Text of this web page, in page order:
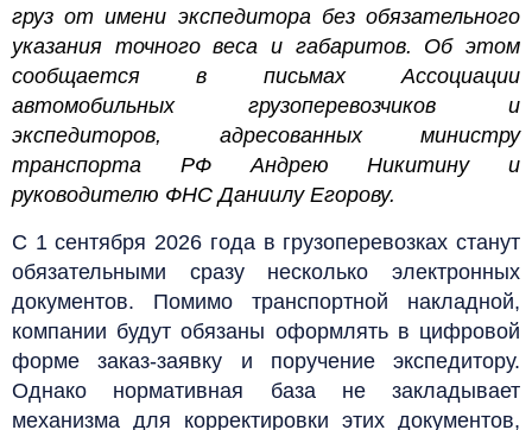
груз от имени экспедитора без обязательного
указания точного веса и габаритов. Об этом
сообщается в письмах Ассоциации
автомобильных грузоперевозчиков и
экспедиторов, адресованных министру
транспорта РФ Андрею Никитину и
руководителю ФНС Даниилу Егорову.
С 1 сентября 2026 года в грузоперевозках станут
обязательными сразу несколько электронных
документов. Помимо транспортной накладной,
компании будут обязаны оформлять в цифровой
форме заказ-заявку и поручение экспедитору.
Однако нормативная база не закладывает
механизма для корректировки этих документов,